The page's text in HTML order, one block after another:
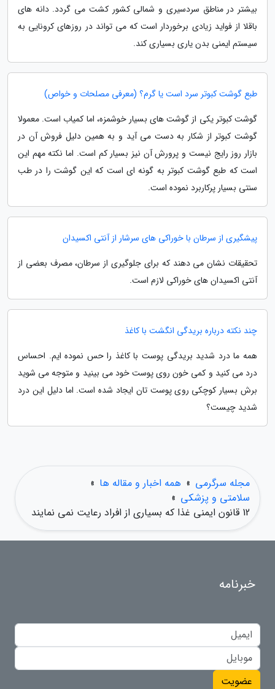
بیشتر در مناطق سردسیری و شمالی کشور کشت می گردد. دانه های
باقلا از فواید زیادی برخوردار است که می تواند در روزهای کرونایی به
سیستم ایمنی بدن یاری بسیاری کند.
طبع گوشت کبوتر سرد است یا گرم؟ (معرفی مصلحات و خواص)
گوشت کبوتر یکی از گوشت های بسیار خوشمزه، اما کمیاب است. معمولا
گوشت کبوتر از شکار به دست می آید و به همین دلیل فروش آن در
بازار روز رایج نیست و پرورش آن نیز بسیار کم است. اما نکته مهم این
است که طبع گوشت کبوتر به گونه ای است که این گوشت را در طب
سنتی بسیار پرکاربرد نموده است.
پیشگیری از سرطان با خوراکی های سرشار از آنتی اکسیدان
تحقیقات نشان می دهند که برای جلوگیری از سرطان، مصرف بعضی از
آنتی اکسیدان های خوراکی لازم است.
چند نکته درباره بریدگی انگشت با کاغذ
همه ما درد شدید بریدگی پوست با کاغذ را حس نموده ایم. احساس
درد می کنید و کمی خون روی پوست خود می بینید و متوجه می شوید
برش بسیار کوچکی روی پوست تان ایجاد شده است. اما دلیل این درد
شدید چیست؟
مجله سرگرمی » همه اخبار و مقاله ها »
سلامتی و پزشکی »
12 قانون ایمنی غذا که بسیاری از افراد رعایت نمی نمایند
خبرنامه
عضویت